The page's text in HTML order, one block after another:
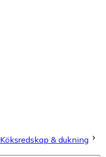
Köksredskap & dukning